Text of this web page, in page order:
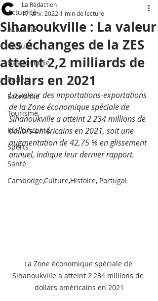
Actualité
Actualité
Culture
Gastronomie
Société
Economie
Tourisme
KEP GAZETTE
Sports
Santé
Cambodge,Culture,Histoire, Portugal
Sihanoukville : La valeur
des échanges de la ZES
atteint 2,2 milliards de
dollars en 2021
La Rédaction
17 janv. 2022 1 min de lecture
La valeur des importations-exportations
de la Zone économique spéciale de
Sihanoukville a atteint 2 234 millions de
dollars américains en 2021, soit une
augmentation de 42,75 % en glissement
annuel, indique leur dernier rapport.
La Zone économique spéciale de
Sihanoukville a atteint 2 234 millions de
dollars américains en 2021